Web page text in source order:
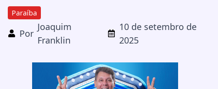
Paraíba
Por
Joaquim
Franklin
10 de setembro de
2025